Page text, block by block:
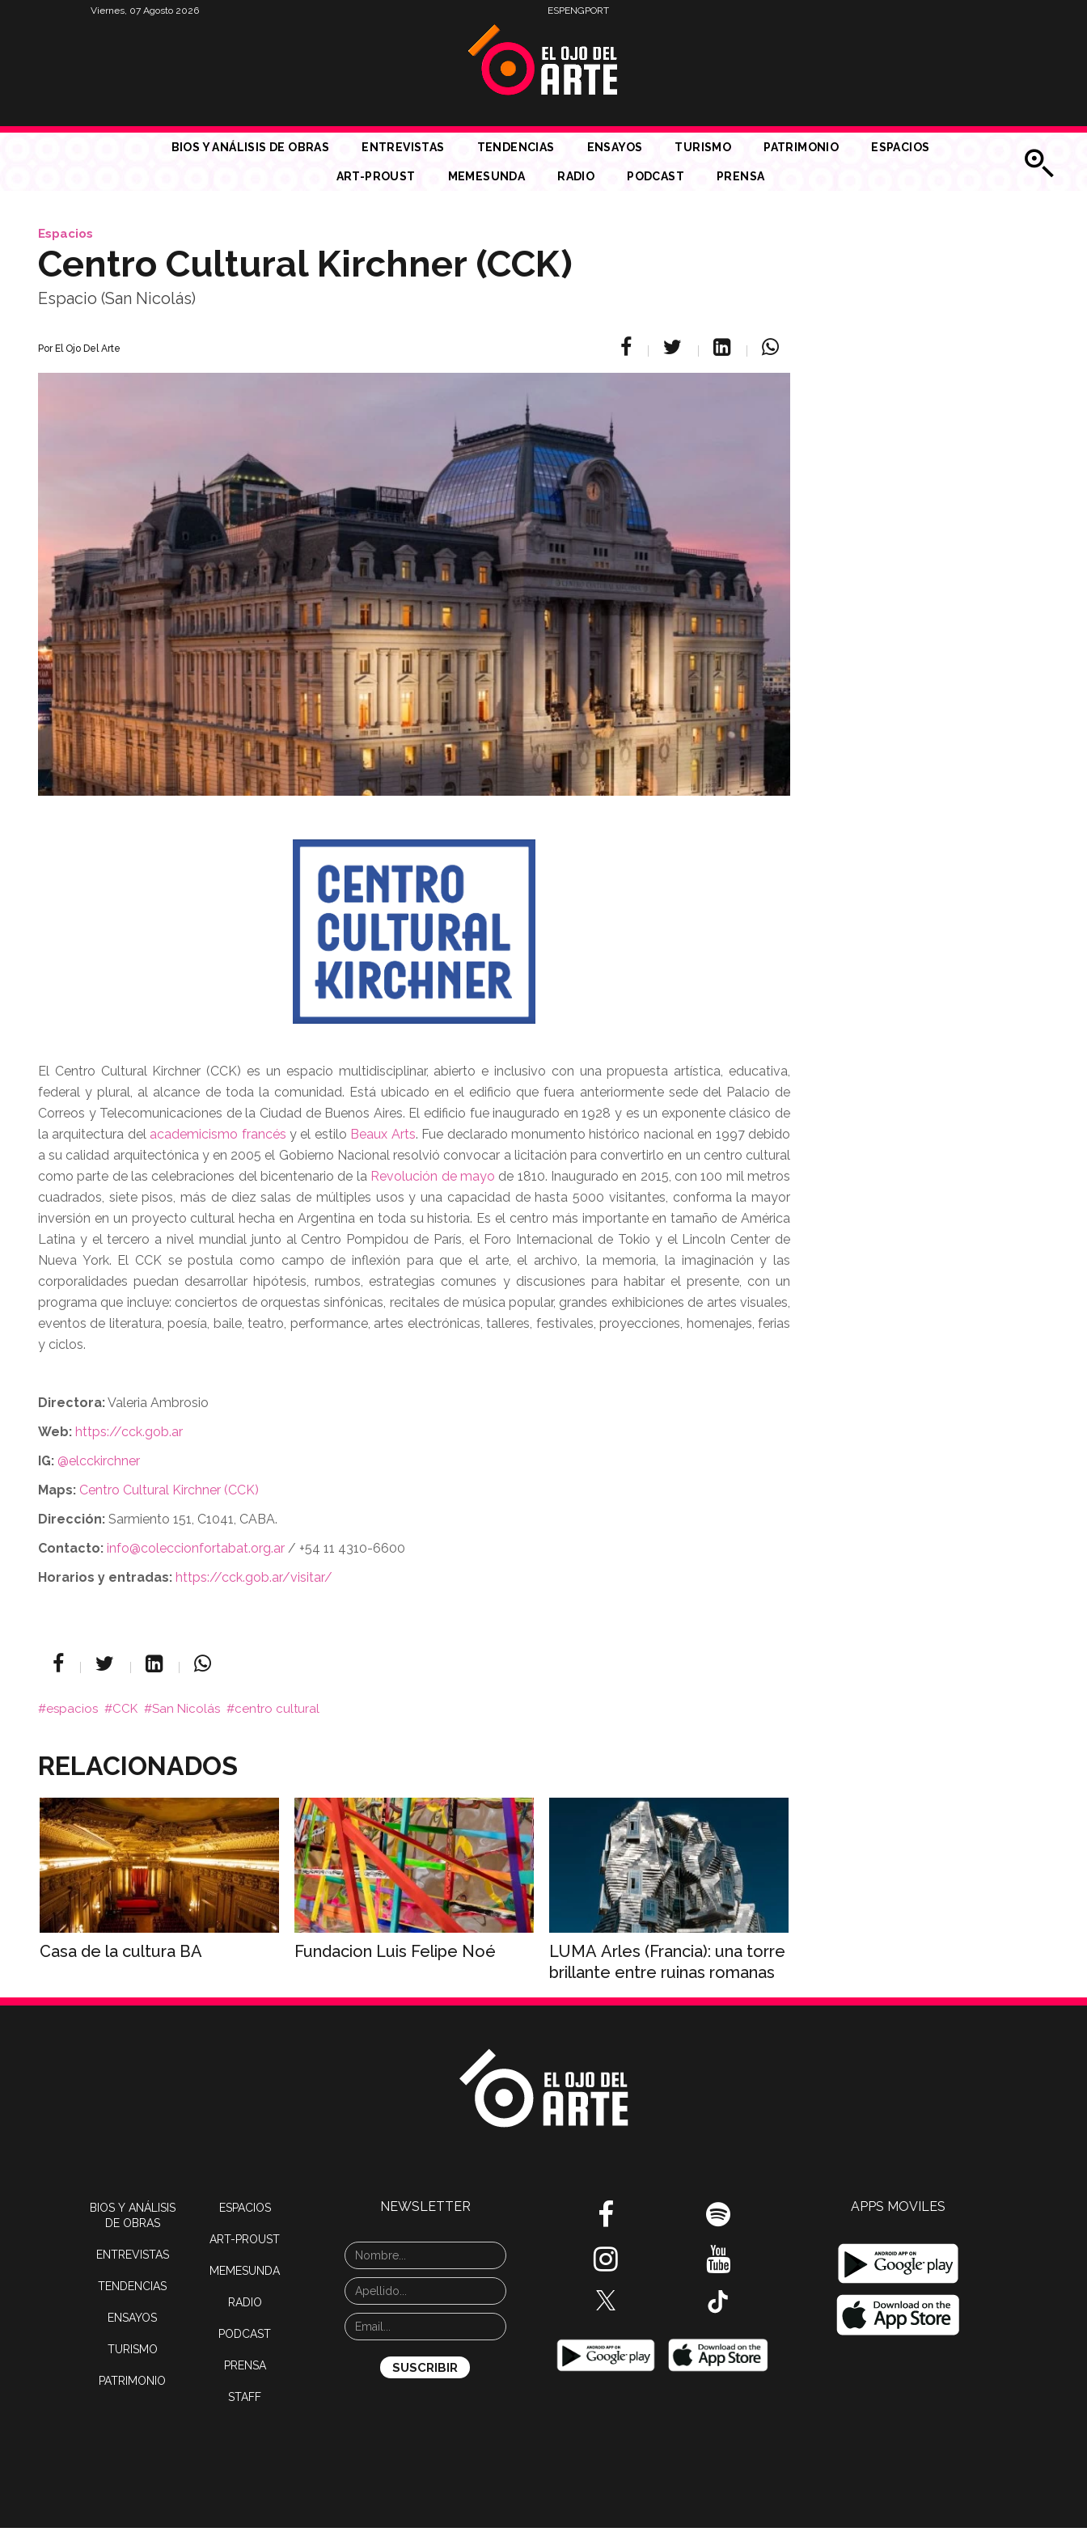
Viernes, 07 Agosto 2026 ESPENGPORT
BIOS Y ANÁLISIS DE OBRAS ENTREVISTAS TENDENCIAS ENSAYOS TURISMO PATRIMONIO ESPACIOS
ART-PROUST MEMESUNDA RADIO PODCAST PRENSA
Espacios
Centro Cultural Kirchner (CCK)
Espacio (San Nicolás)
Por El Ojo Del Arte
El Centro Cultural Kirchner (CCK) es un espacio multidisciplinar, abierto e inclusivo con una propuesta artística, educativa,
federal y plural, al alcance de toda la comunidad. Está ubicado en el edificio que fuera anteriormente sede del Palacio de
Correos y Telecomunicaciones de la Ciudad de Buenos Aires. El edificio fue inaugurado en 1928 y es un exponente clásico de
la arquitectura del academicismo francés y el estilo Beaux Arts. Fue declarado monumento histórico nacional en 1997 debido
a su calidad arquitectónica y en 2005 el Gobierno Nacional resolvió convocar a licitación para convertirlo en un centro cultural
como parte de las celebraciones del bicentenario de la Revolución de mayo de 1810. Inaugurado en 2015, con 100 mil metros
cuadrados, siete pisos, más de diez salas de múltiples usos y una capacidad de hasta 5000 visitantes, conforma la mayor
inversión en un proyecto cultural hecha en Argentina en toda su historia. Es el centro más importante en tamaño de América
Latina y el tercero a nivel mundial junto al Centro Pompidou de París, el Foro Internacional de Tokio y el Lincoln Center de
Nueva York. El CCK se postula como campo de inflexión para que el arte, el archivo, la memoria, la imaginación y las
corporalidades puedan desarrollar hipótesis, rumbos, estrategias comunes y discusiones para habitar el presente, con un
programa que incluye: conciertos de orquestas sinfónicas, recitales de música popular, grandes exhibiciones de artes visuales,
eventos de literatura, poesía, baile, teatro, performance, artes electrónicas, talleres, festivales, proyecciones, homenajes, ferias
y ciclos.
Directora:Valeria Ambrosio
Web: https://cck.gob.ar
IG: @elcckirchner
Maps: Centro Cultural Kirchner (CCK)
Dirección: Sarmiento 151, C1041, CABA.
Contacto: info@coleccionfortabat.org.ar / +54 11 4310-6600
Horarios y entradas: https://cck.gob.ar/visitar/
espacios CCK San Nicolás centro cultural
RELACIONADOS
Casa de la cultura BA Fundacion Luis Felipe Noé
LUMA Arles (Francia): una torre
brillante entre ruinas romanas
BIOS Y ANÁLISIS
DE OBRAS
ENTREVISTAS
TENDENCIAS
ENSAYOS
TURISMO
PATRIMONIO
ESPACIOS
ART-PROUST
MEMESUNDA
RADIO
PODCAST
PRENSA
STAFF
NEWSLETTER APPS MOVILES